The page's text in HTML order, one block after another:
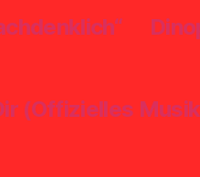
(Offizielles